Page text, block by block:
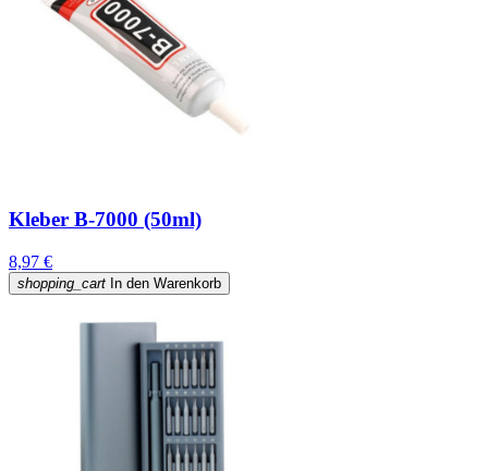
Kleber B-7000 (50ml)
8,97 €
shopping_cart In den Warenkorb